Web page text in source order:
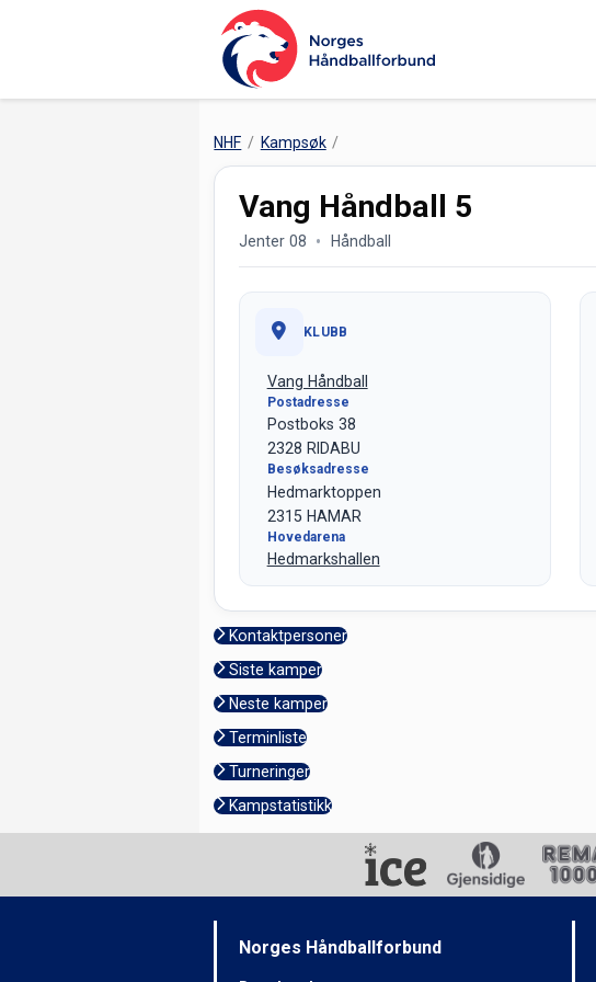
NHF Kampsøk
Vang Håndball 5
Jenter 08 Håndball
KLUBB
Vang Håndball
Postadresse
Postboks 38
2328 RIDABU
Besøksadresse
Hedmarktoppen
2315 HAMAR
Hovedarena
Hedmarkshallen
Kontaktpersoner
Siste kamper
Neste kamper
Terminliste
Turneringer
Kampstatistikk
Norges Håndballforbund